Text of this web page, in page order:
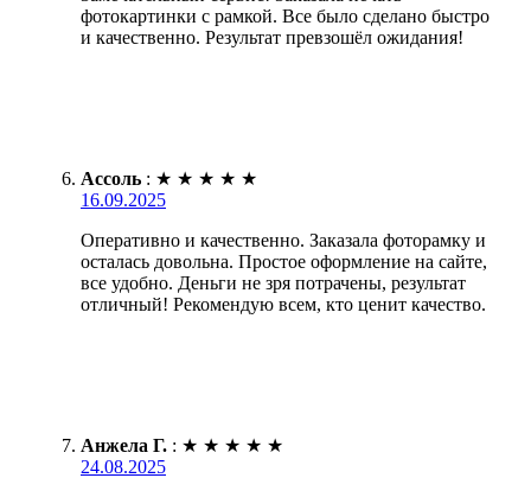
фотокартинки с рамкой. Все было сделано быстро
и качественно. Результат превзошёл ожидания!
Ассоль : ★ ★ ★ ★ ★
16.09.2025
Оперативно и качественно. Заказала фоторамку и
осталась довольна. Простое оформление на сайте,
все удобно. Деньги не зря потрачены, результат
отличный! Рекомендую всем, кто ценит качество.
Анжела Г. : ★ ★ ★ ★ ★
24.08.2025